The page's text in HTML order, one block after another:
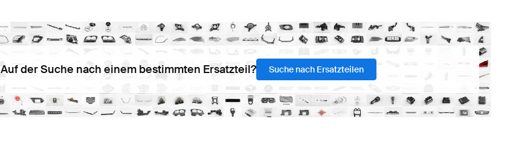
Auf der Suche nach einem bestimmten Ersatzteil? Suche nach Ersatzteilen